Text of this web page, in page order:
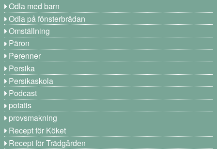
Odla med barn
Odla på fönsterbrädan
Omställning
Päron
Perenner
Persika
Persikaskola
Podcast
potatis
provsmakning
Recept för Köket
Recept för Trädgården